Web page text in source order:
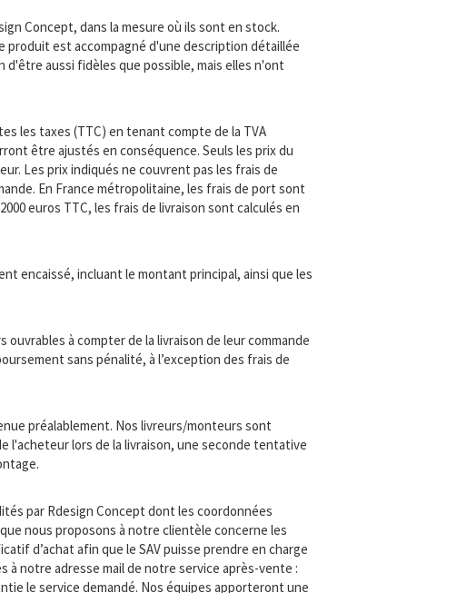
Concept, dans la mesure où ils sont en stock.
produit est accompagné d'une description détaillée
aussi fidèles que possible, mais elles n'ont
les taxes (TTC) en tenant compte de la TVA
être ajustés en conséquence. Seuls les prix du
Les prix indiqués ne couvrent pas les frais de
En France métropolitaine, les frais de port sont
euros TTC, les frais de livraison sont calculés en
encaissé, incluant le montant principal, ainsi que les
ouvrables à compter de la livraison de leur commande
sans pénalité, à l’exception des frais de
préalablement. Nos livreurs/monteurs sont
l'acheteur lors de la livraison, une seconde tentative
par Rdesign Concept dont les coordonnées
nous proposons à notre clientèle concerne les
d’achat afin que le SAV puisse prendre en charge
à notre adresse mail de notre service après-vente :
le service demandé. Nos équipes apporteront une